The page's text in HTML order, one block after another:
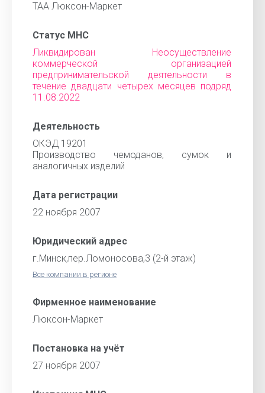
ТАА Люксон-Маркет
Статус МНС
Ликвидирован Неосуществление
коммерческой организацией
предпринимательской деятельности в
течение двадцати четырех месяцев подряд
11.08.2022
Деятельность
ОКЭД 19201
Производство чемоданов, сумок и
аналогичных изделий
Дата регистрации
22 ноября 2007
Юридический адрес
г.Минск,пер.Ломоносова,3 (2-й этаж)
Все компании в регионе
Фирменное наименование
Люксон-Маркет
Постановка на учёт
27 ноября 2007